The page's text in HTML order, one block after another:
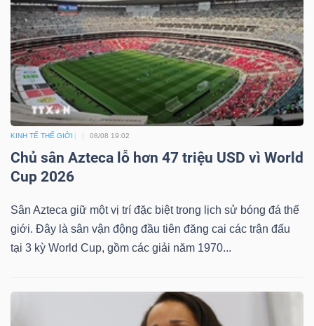
KINH TẾ THẾ GIỚI 08/08 19:02
Chủ sân Azteca lỗ hơn 47 triệu USD vì World
Cup 2026
Sân Azteca giữ một vị trí đặc biệt trong lịch sử bóng đá thế
giới. Đây là sân vận động đầu tiên đăng cai các trận đấu
tại 3 kỳ World Cup, gồm các giải năm 1970...
(-)
Đào
tạo
Sách
chính